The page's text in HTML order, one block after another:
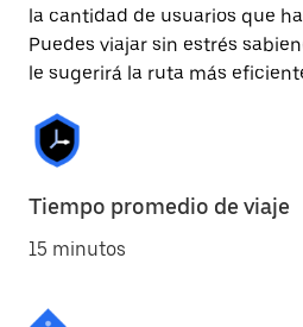
la cantidad de usuarios que
Puedes viajar sin estrés
le sugerirá la ruta más
Tiempo promedio de viaje
15 minutos